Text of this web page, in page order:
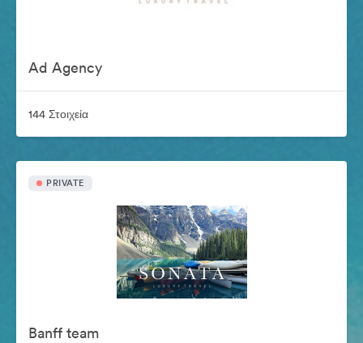
Ad Agency
144 Στοιχεία
PRIVATE
Banff team